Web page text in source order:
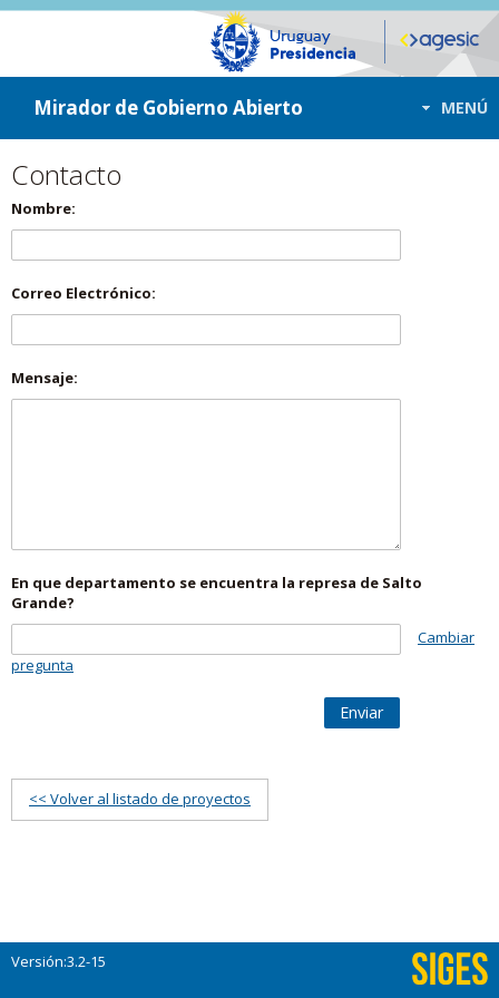
ir a contenido
ir al menú
Mirador de Gobierno Abierto MENÚ
Contacto
Nombre:
Correo Electrónico:
Mensaje:
En que departamento se encuentra la represa de Salto
Grande?
Cambiar
pregunta
Enviar
<< Volver al listado de proyectos
Versión:3.2-15